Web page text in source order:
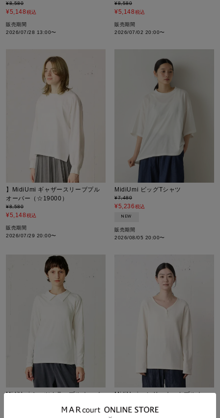
¥8,580
¥5,148税込
販売期間
2026/07/28 13:00〜
¥8,580
¥5,148税込
販売期間
2026/07/02 20:00〜
】MidiUmi ギャザースリーブプル
オーバー（☆19000）
¥8,580
¥5,148税込
販売期間
2026/07/29 20:00〜
MidiUmi ビッグTシャツ
¥7,480
¥5,236税込
NEW
販売期間
2026/08/05 20:00〜
MidiUmi シャツカラープルオーバ
MidiUmi ヘンリーネックプルオー
¥10,890